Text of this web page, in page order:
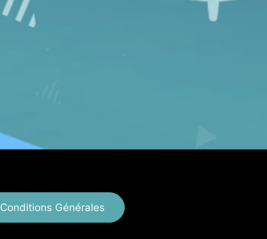
Conditions Générales